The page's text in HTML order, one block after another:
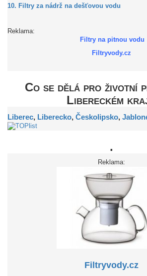
10. Filtry za nádrž na dešťovou vodu
Reklama:
Filtry na pitnou vodu
Filtryvody.cz
Co se dělá pro životní
Libereckém
Liberec, Liberecko, Českolipsko,
.
Reklama:
Filtryvody.cz